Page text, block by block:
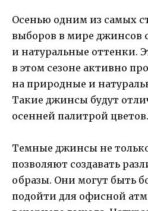
Осенью одним из самых
выборов в мире джинсов
и натуральные оттенки.
в этом сезоне активно
на природные и
Такие джинсы будут
осенней палитрой цветов.
Темные джинсы не
позволяют создавать
образы. Они могут быть
подойти для офисной